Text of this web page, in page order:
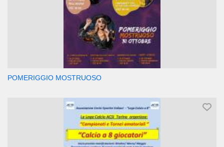
POMERIGGIO MOSTRUOSO